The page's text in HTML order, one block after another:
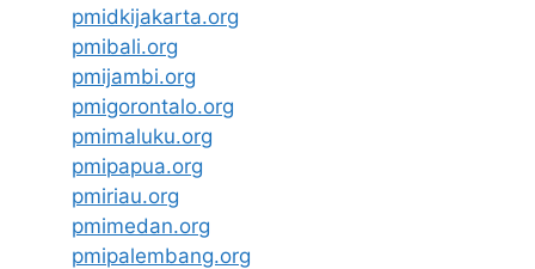
pmidkijakarta.org
pmibali.org
pmijambi.org
pmigorontalo.org
pmimaluku.org
pmipapua.org
pmiriau.org
pmimedan.org
pmipalembang.org